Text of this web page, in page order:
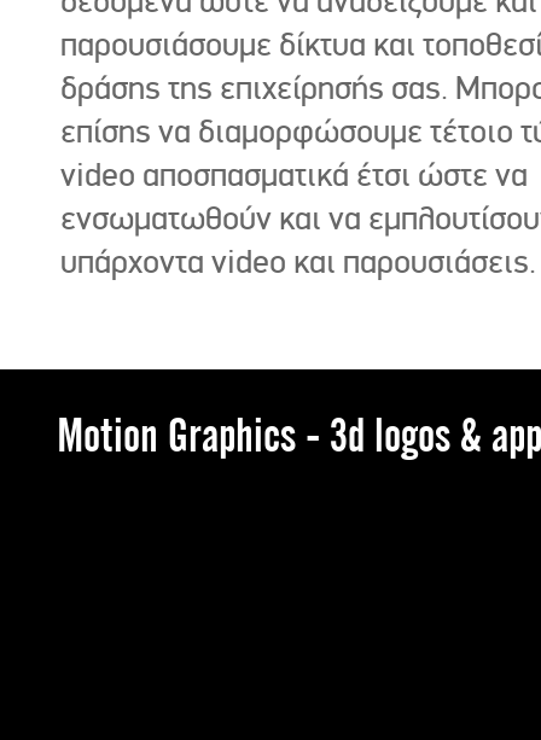
παρουσιάσουμε δίκτυα και
δράσης της επιχείρησής σας.
επίσης να διαμορφώσουμε τέτοιο
video αποσπασματικά έτσι ώστε να
ενσωματωθούν και να
υπάρχοντα video και παρουσιάσεις.
Motion Graphics - 3d logos &